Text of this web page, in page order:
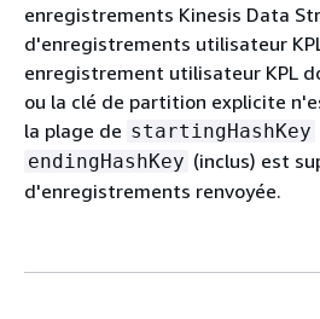
enregistrements Kinesis Data
d'enregistrements utilisateur
enregistrement utilisateur KPL
ou la clé de partition explicite
la plage de startingHashKey
endingHashKey (inclus) est
d'enregistrements renvoyée.